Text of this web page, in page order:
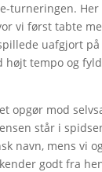
turneringen.
vi først tabte
uafgjort
højt tempo og
opgør mod
står i
navn, mens vi
godt fra